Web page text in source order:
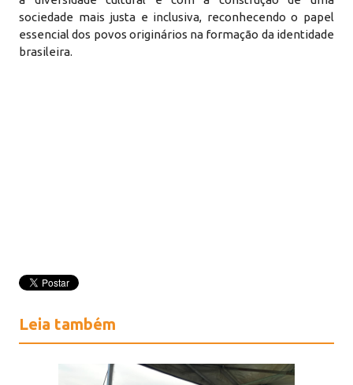
sociedade mais justa e inclusiva, reconhecendo o papel
essencial dos povos originários na formação da identidade
brasileira.
Leia também